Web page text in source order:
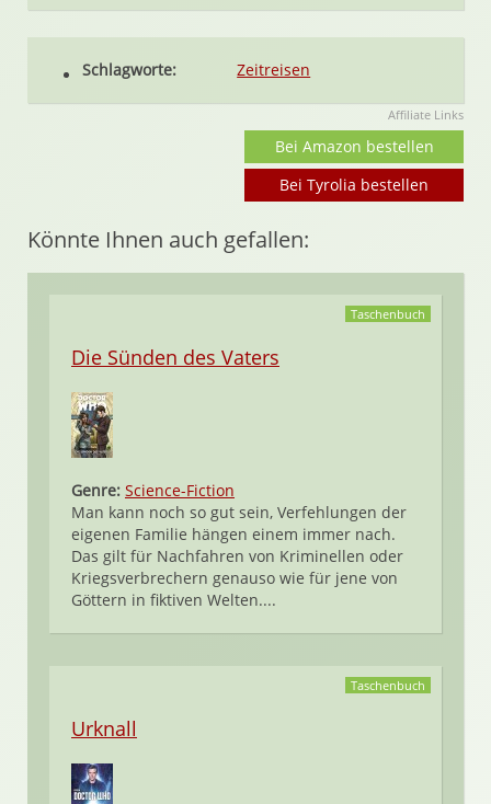
Schlagworte: Zeitreisen
Affiliate Links
Bei Amazon bestellen
Bei Tyrolia bestellen
Könnte Ihnen auch gefallen:
Taschenbuch
Die Sünden des Vaters
Genre: Science-Fiction
Man kann noch so gut sein, Verfehlungen der
eigenen Familie hängen einem immer nach.
Das gilt für Nachfahren von Kriminellen oder
Kriegsverbrechern genauso wie für jene von
Göttern in fiktiven Welten....
Taschenbuch
Urknall